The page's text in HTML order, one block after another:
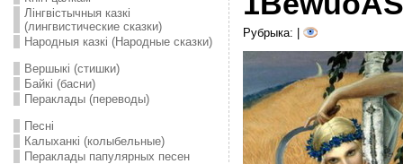
Лінгвістычныя казкі
(лингвистические сказки)
Народныя казкі (Народные сказки)
Вершыкі (стишки)
Байкі (басни)
Пераклады (переводы)
Песні
Калыханкі (колыбельные)
Пераклады папулярных песен
Рубрыка: |